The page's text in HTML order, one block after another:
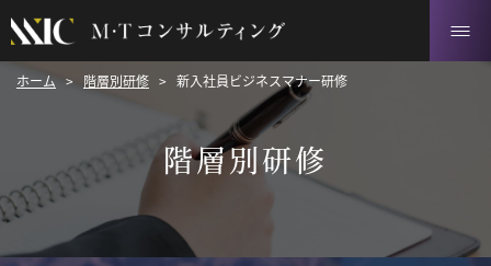
階層別研修
ホーム > 階層別研修 > 新入社員ビジネスマナー研修